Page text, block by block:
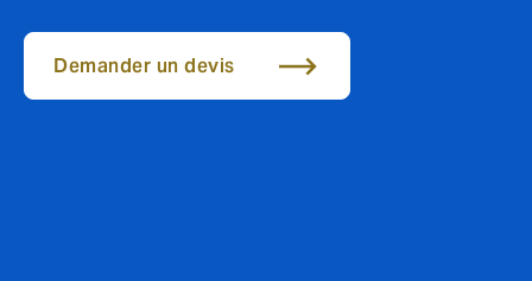
Demander un devis